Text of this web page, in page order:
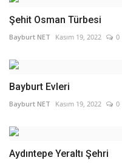
Şehit Osman Türbesi
Bayburt NET Kasım 19, 2022 0
Bayburt Evleri
Bayburt NET Kasım 19, 2022 0
Aydıntepe Yeraltı Şehri